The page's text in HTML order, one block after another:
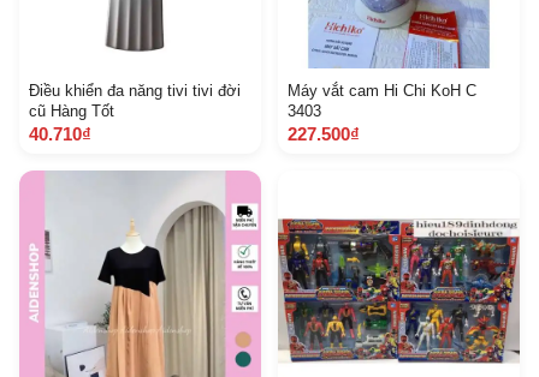
Điều khiển đa năng tivi tivi đời
cũ Hàng Tốt
40.710₫
Máy vắt cam Hi Chi KoH C
3403
227.500₫